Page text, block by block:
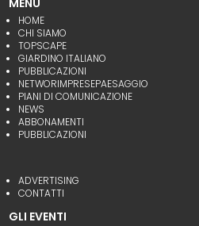
MENU
HOME
CHI SIAMO
TOPSCAPE
GIARDINO ITALIANO
PUBBLICAZIONI
NETWORIMPRESEPAESAGGIO
PIANI DI COMUNICAZIONE
NEWS
ABBONAMENTI
PUBBLICAZIONI
ADVERTISING
CONTATTI
GLI EVENTI